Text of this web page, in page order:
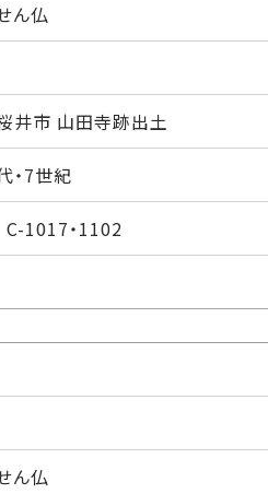
ん仏
井市 山田寺跡出土
・7世紀
C-1017・1102
ん仏